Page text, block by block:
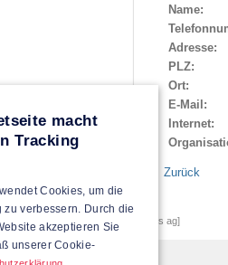
Name:
Adresse:
PLZ:
Ort:
E-Mail:
Internet:
Zurück
| [created by achermann ict-services ag]
macht
Tracking
Cookies, um die
zu verbessern. Durch die
akzeptieren Sie
unserer Cookie-